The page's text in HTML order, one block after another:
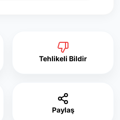
Tehlikeli Bildir
Paylaş